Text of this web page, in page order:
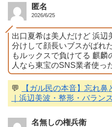
匿名
2026/6/25
出口夏希は美人だけど 浜辺
分けして顔長いブスがばれ
もルックスで負けてる 麒
人なら東宝のSNS業者使っ
💬
【ガル民の本音】忘れ
｜浜辺美波・整形・バラン
名無しの権兵衛